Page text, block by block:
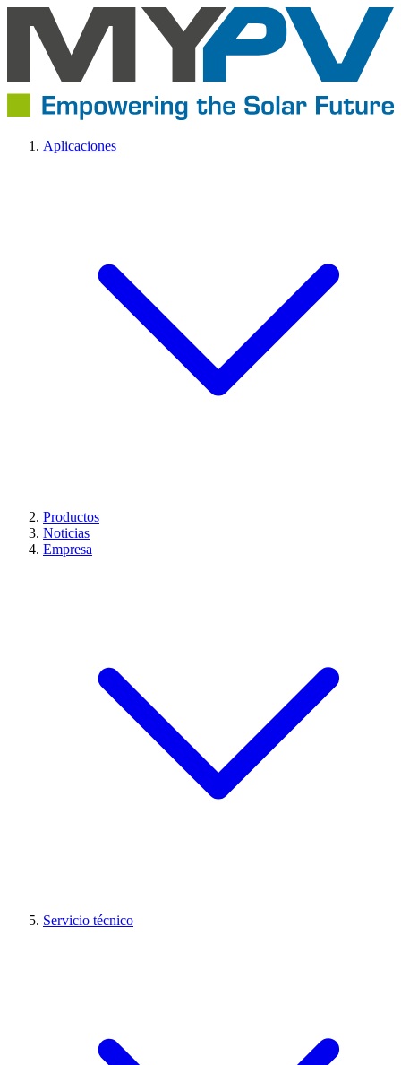
Aplicaciones
Productos
Noticias
Empresa
Servicio técnico